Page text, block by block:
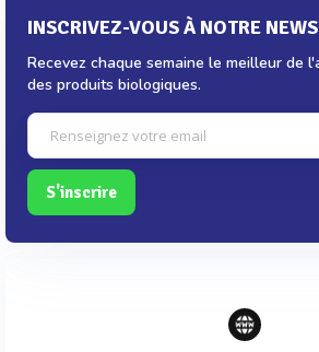
INSCRIVEZ-VOUS À NOTRE
Recevez chaque semaine le meilleur de
des produits biologiques.
S'inscrire